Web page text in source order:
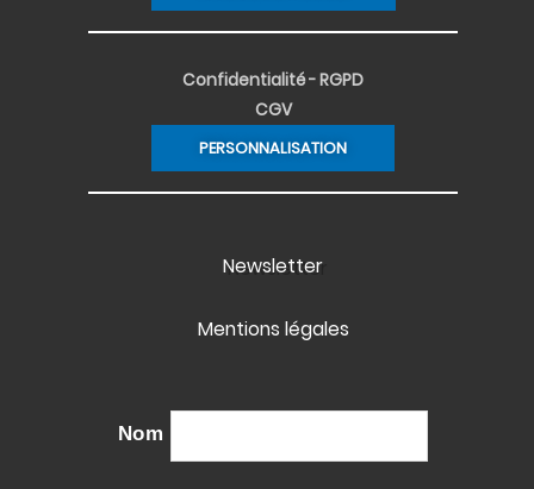
Confidentialité - RGPD
CGV
PERSONNALISATION
Newsletter
Mentions légales
Nom